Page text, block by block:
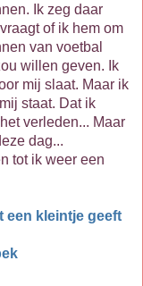
Ik zeg daar
of ik hem om
van voetbal
willen geven. Ik
mij slaat. Maar ik
staat. Dat ik
verleden... Maar
dag...
tot ik weer een
een kleintje geeft